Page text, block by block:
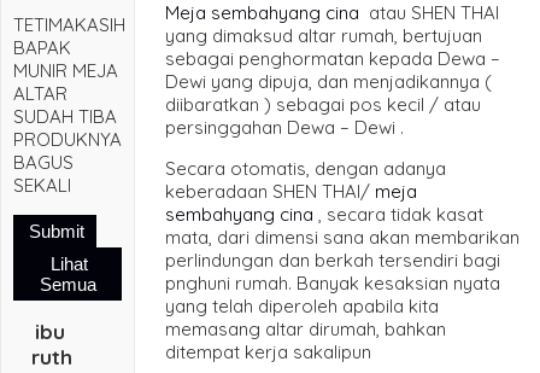
Meja sembahyang cina atau SHEN THAI
yang dimaksud altar rumah, bertujuan
sebagai penghormatan kepada Dewa –
Dewi yang dipuja, dan menjadikannya (
diibaratkan ) sebagai pos kecil / atau
persinggahan Dewa – Dewi .
Secara otomatis, dengan adanya
keberadaan SHEN THAI/ meja
sembahyang cina , secara tidak kasat
mata, dari dimensi sana akan membarikan
perlindungan dan berkah tersendiri bagi
pnghuni rumah. Banyak kesaksian nyata
yang telah diperoleh apabila kita
memasang altar dirumah, bahkan
ditempat kerja sakalipun
TETIMAKASIH
BAPAK
MUNIR MEJA
ALTAR
SUDAH TIBA
PRODUKNYA
BAGUS
SEKALI
Submit
Lihat
Semua
ibu
ruth